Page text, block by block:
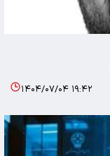
۱۴۰۴/۰۷/۰۴ ۱۹:۴۲